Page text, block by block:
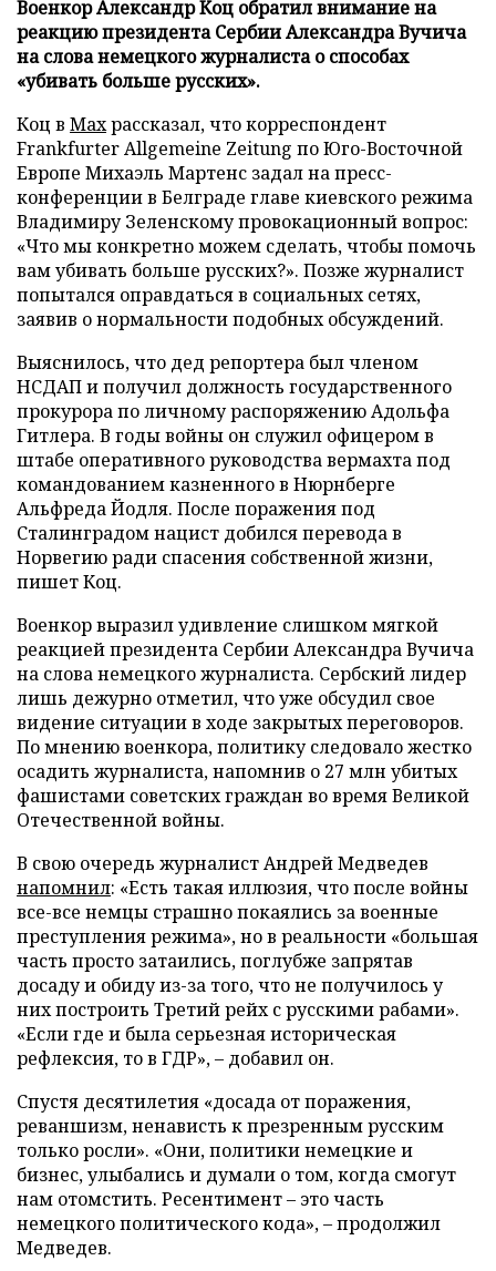
Военкор Александр Коц обратил внимание на
реакцию президента Сербии Александра Вучича
на слова немецкого журналиста о способах
«убивать больше русских».
Коц в Махрассказал, что корреспондент
Frankfurter Allgemeine Zeitung по Юго-Восточной
Европе Михаэль Мартенс задал на пресс-
конференции в Белграде главе киевского режима
Владимиру Зеленскому провокационный вопрос:
«Что мы конкретно можем сделать, чтобы помочь
вам убивать больше русских?». Позже журналист
попытался оправдаться в социальных сетях,
заявив о нормальности подобных обсуждений.
Выяснилось, что дед репортера был членом
НСДАП и получил должность государственного
прокурора по личному распоряжению Адольфа
Гитлера. В годы войны он служил офицером в
штабе оперативного руководства вермахта под
командованием казненного в Нюрнберге
Альфреда Йодля. После поражения под
Сталинградом нацист добился перевода в
Норвегию ради спасения собственной жизни,
пишет Коц.
Военкор выразил удивление слишком мягкой
реакцией президента Сербии Александра Вучича
на слова немецкого журналиста. Сербский лидер
лишь дежурно отметил, что уже обсудил свое
видение ситуации в ходе закрытых переговоров.
По мнению военкора, политику следовало жестко
осадить журналиста, напомнив о 27 млн убитых
фашистами советских граждан во время Великой
Отечественной войны.
В свою очередь журналист Андрей Медведев
напомнил: «Есть такая иллюзия, что после войны
все-все немцы страшно покаялись за военные
преступления режима», но в реальности «большая
часть просто затаились, поглубже запрятав
досаду и обиду из-за того, что не получилось у
них построить Третий рейх с русскими рабами».
«Если где и была серьезная историческая
рефлексия, то в ГДР», – добавил он.
Спустя десятилетия «досада от поражения,
реваншизм, ненависть к презренным русским
только росли». «Они, политики немецкие и
бизнес, улыбались и думали о том, когда смогут
нам отомстить. Ресентимент – это часть
немецкого политического кода», – продолжил
Медведев.